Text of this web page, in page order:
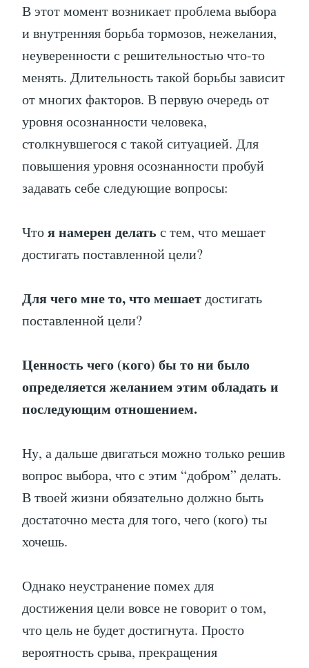
В этот момент возникает проблема выбора
и внутренняя борьба тормозов, нежелания,
неуверенности с решительностью что-то
менять. Длительность такой борьбы зависит
от многих факторов. В первую очередь от
уровня осознанности человека,
столкнувшегося с такой ситуацией. Для
повышения уровня осознанности пробуй
задавать себе следующие вопросы:
Чтоя намерен делать с тем, что мешает
достигать поставленной цели?
Для чего мне то, что мешаетдостигать
поставленной цели?
Ценность чего (кого) бы то ни было
определяется желанием этим обладать и
последующим отношением.
Ну, а дальше двигаться можно только решив
вопрос выбора, что с этим “добром” делать.
В твоей жизни обязательно должно быть
достаточно места для того, чего (кого) ты
хочешь.
Однако неустранение помех для
достижения цели вовсе не говорит о том,
что цель не будет достигнута. Просто
вероятность срыва, прекращения